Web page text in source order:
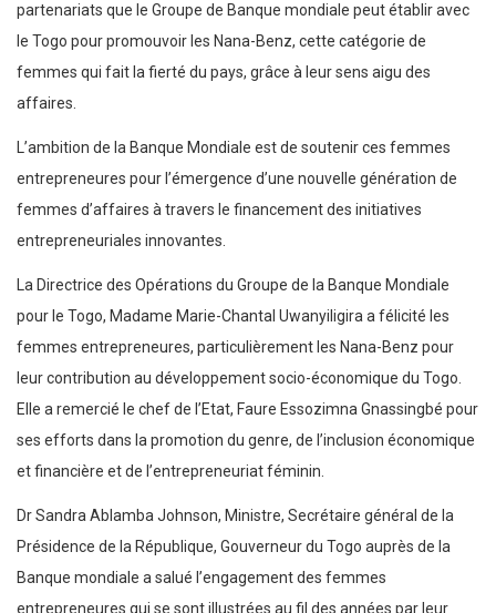
partenariats que le Groupe de Banque mondiale peut établir avec
le Togo pour promouvoir les Nana-Benz, cette catégorie de
femmes qui fait la fierté du pays, grâce à leur sens aigu des
affaires.
L’ambition de la Banque Mondiale est de soutenir ces femmes
entrepreneures pour l’émergence d’une nouvelle génération de
femmes d’affaires à travers le financement des initiatives
entrepreneuriales innovantes.
La Directrice des Opérations du Groupe de la Banque Mondiale
pour le Togo, Madame Marie-Chantal Uwanyiligira a félicité les
femmes entrepreneures, particulièrement les Nana-Benz pour
leur contribution au développement socio-économique du Togo.
Elle a remercié le chef de l’Etat, Faure Essozimna Gnassingbé pour
ses efforts dans la promotion du genre, de l’inclusion économique
et financière et de l’entrepreneuriat féminin.
Dr Sandra Ablamba Johnson, Ministre, Secrétaire général de la
Présidence de la République, Gouverneur du Togo auprès de la
Banque mondiale a salué l’engagement des femmes
entrepreneures qui se sont illustrées au fil des années par leur